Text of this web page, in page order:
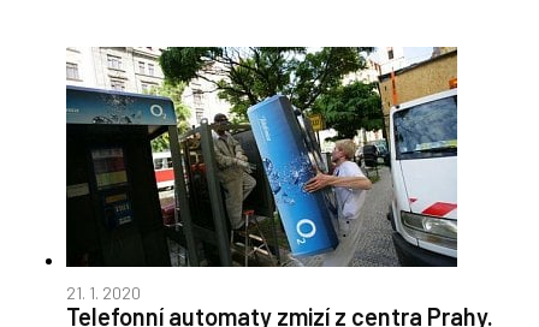
21. 1. 2020
Telefonní automaty zmizí z centra Prahy.